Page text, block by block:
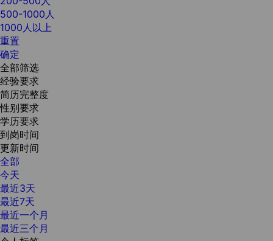
500-1000人
1000人以上
重置
确定
全部筛选
经验要求
简历完整度
性别要求
学历要求
到岗时间
更新时间
全部
今天
最近3天
最近7天
最近一个月
最近三个月